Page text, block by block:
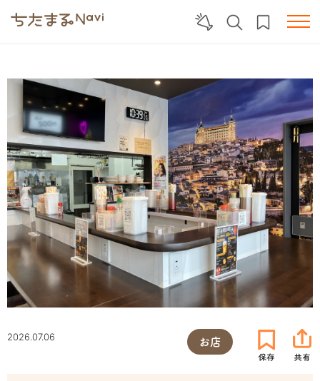
2026.07.06 お店